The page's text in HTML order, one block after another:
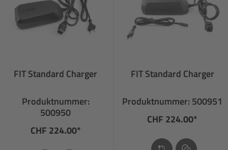
FIT Standard Charger
Produktnummer:
500950
CHF 224.00*
FIT Standard Charger
Produktnummer: 500951
CHF 224.00*